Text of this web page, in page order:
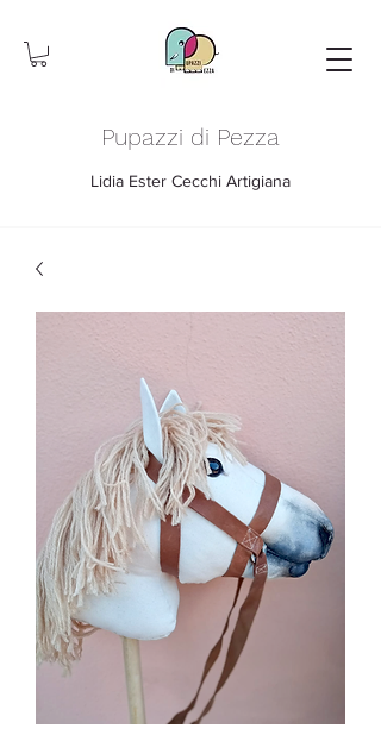
Pupazzi di Pezza
Lidia Ester Cecchi Artigiana